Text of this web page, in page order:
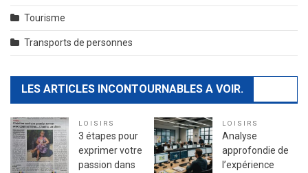
Tourisme
Transports de personnes
LES ARTICLES INCONTOURNABLES A VOIR.
LOISIRS
3 étapes pour
exprimer votre
passion dans
LOISIRS
Analyse
approfondie de
l’expérience